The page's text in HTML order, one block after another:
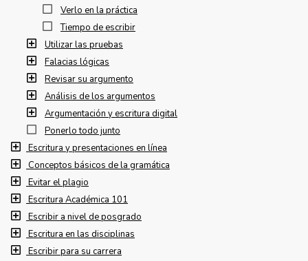
Verlo en la práctica
Tiempo de escribir
Utilizar las pruebas
Falacias lógicas
Revisar su argumento
Análisis de los argumentos
Argumentación y escritura digital
Ponerlo todo junto
Escritura y presentaciones en línea
Conceptos básicos de la gramática
Evitar el plagio
Escritura Académica 101
Escribir a nivel de posgrado
Escritura en las disciplinas
Escribir para su carrera